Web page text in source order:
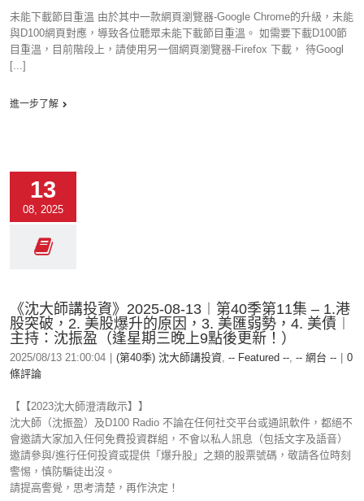
未能下載節目重溫 由於其中一款網頁瀏覽器-Google Chrome的升級，未能
與D100網頁對應，導致各位聽眾未能下載節目重溫。 如需要下載D100節
目重溫，目前階段上，請使用另一個網頁瀏覽器-Firefox 下載， 待Googl
[...]
進一步了解
13
08, 2025
《沈大師講投資》2025-08-13︱第40季第11集 – 1.港
股突破，2. 美股爆升的原因，3. 美匯弱勢，4. 美債︱
主持：沈振盈（逢星期三晚上9點後更新！）
2025/08/13 21:00:04 (第40季) 沈大師講投資, -- Featured --, -- 網台 --
0
條評論
【【2023沈大師澄清啟示】】
沈大師（沈振盈）及D100 Radio 不論在任何社交平台或通訊軟件，都絕不
會邀請大家加入任何免費投資群組，不會以私人訊息（包括文字及語音）
邀請參與/進行任何投資或提供「爆升股」之類的股票號碼，敬請各位時刻
警惕，慎防騙徒出沒。
請提高警覺，思考清楚，再作決定！